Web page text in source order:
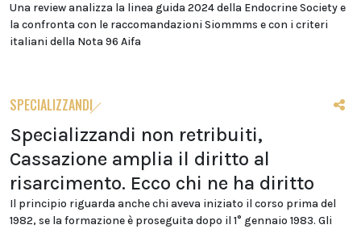
Una review analizza la linea guida 2024 della Endocrine Society e
la confronta con le raccomandazioni Siommms e con i criteri
italiani della Nota 96 Aifa
SPECIALIZZANDI
Specializzandi non retribuiti,
Cassazione amplia il diritto al
risarcimento. Ecco chi ne ha diritto
Il principio riguarda anche chi aveva iniziato il corso prima del
1982, se la formazione è proseguita dopo il 1° gennaio 1983. Gli